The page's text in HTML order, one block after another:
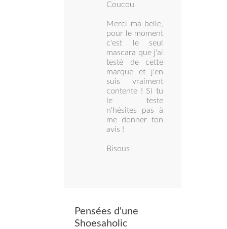
Coucou
Merci ma belle,
pour le moment
c'est le seul
mascara que j'ai
testé de cette
marque et j'en
suis vraiment
contente ! Si tu
le teste
n'hésites pas à
me donner ton
avis !
Bisous
Pensées d'une
Shoesaholic